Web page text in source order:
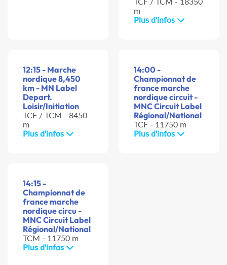
m
Plus d'infos
12:15 - Marche
nordique 8,450
km - MN Label
Depart.
Loisir/Initiation
TCF / TCM - 8450
m
Plus d'infos
14:00 -
Championnat de
france marche
nordique circuit -
MNC Circuit Label
Régional/National
TCF - 11750 m
Plus d'infos
14:15 -
Championnat de
france marche
nordique circu -
MNC Circuit Label
Régional/National
TCM - 11750 m
Plus d'infos